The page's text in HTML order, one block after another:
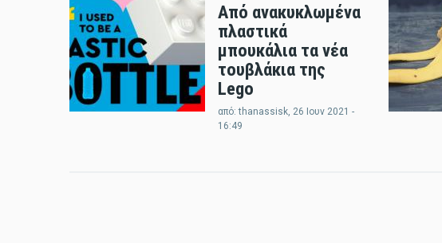
Από ανακυκλωμένα
πλαστικά
μπουκάλια τα νέα
τουβλάκια της
Lego
από:thanassisk , 26 Ιουν 2021 -
16:49